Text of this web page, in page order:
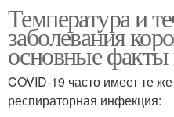
Температура и
заболевания
основные факты
COVID-19 часто имеет те
респираторная инфекция: